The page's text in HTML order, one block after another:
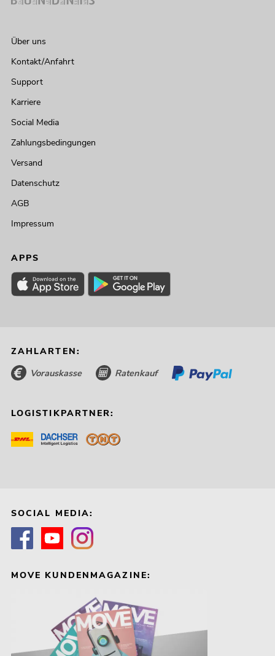
Über uns
Kontakt/Anfahrt
Support
Karriere
Social Media
Zahlungsbedingungen
Versand
Datenschutz
AGB
Impressum
APPS
ZAHLARTEN:
Vorauskasse Ratenkauf
LOGISTIKPARTNER:
SOCIAL MEDIA:
MOVE KUNDENMAGAZINE: